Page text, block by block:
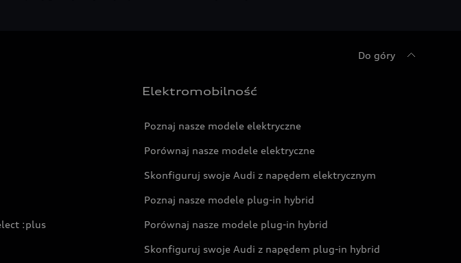
Do góry
:plus
Elektromobilność
Poznaj nasze modele elektryczne
Porównaj nasze modele elektryczne
Skonfiguruj swoje Audi z napędem elektrycznym
Poznaj nasze modele plug-in hybrid
Porównaj nasze modele plug-in hybrid
Skonfiguruj swoje Audi z napędem plug-in hybrid